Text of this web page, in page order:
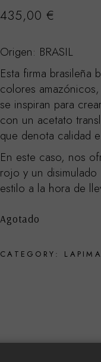
435,00€
Origen: BRASIL
Esta firma brasileña
colores
se inspiran para
con un acetato
que denota calidad
En este caso, nos
rojo y un
estilo a la hora de
Agotado
CATEGORY: